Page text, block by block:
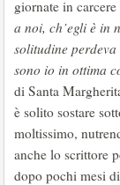
giornate in carcere
a noi, ch’egli è in
solitudine
sono io in ottima
di Santa
è solito sostare
moltissimo,
anche lo scrittore
dopo pochi mesi